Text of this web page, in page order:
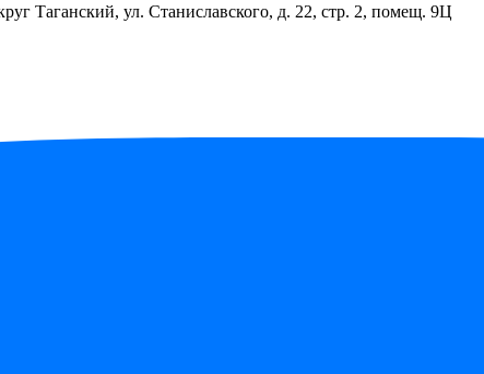
Таганский, ул. Станиславского, д. 22, стр. 2, помещ. 9Ц